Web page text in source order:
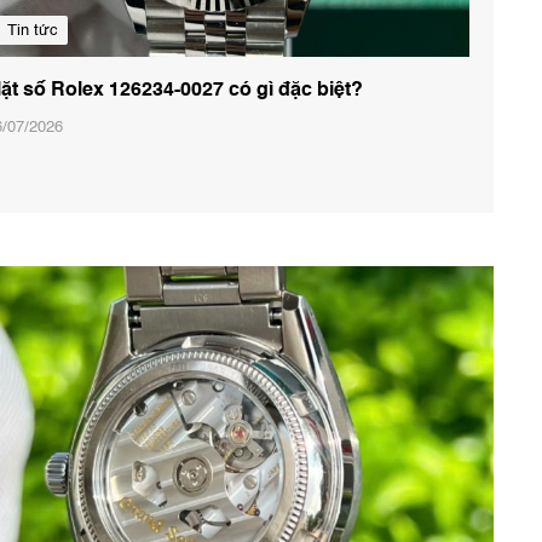
Tin tức
số Rolex 126234-0027 có gì đặc biệt?
07/2026